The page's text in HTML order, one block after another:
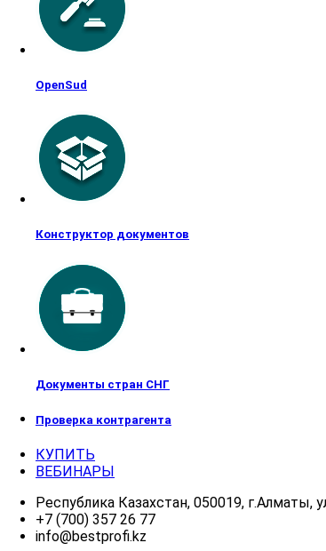
OpenSud
Конструктор документов
Документы стран СНГ
Проверка контрагента
КУПИТЬ
ВЕБИНАРЫ
Республика Казахстан, 050019, г.Алматы,
+7 (700) 357 26 77
info@bestprofi.kz